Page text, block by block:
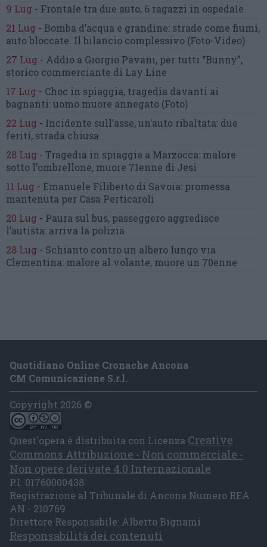
9 Lug - Frontale tra due auto, 6 ragazzi in ospedale
21 Lug - Bomba d’acqua e grandine: strade come fiumi,
auto bloccate. Il bilancio complessivo (Foto-Video)
27 Lug - Addio a Giorgio Pavani, per tutti “Bunny”,
storico commerciante di Lay Line
17 Lug - Choc in spiaggia, tragedia davanti ai
bagnanti:uomo muore annegato (Foto)
22 Lug - Incidente sull’asse, un’auto ribaltata: due
feriti, strada chiusa
28 Lug - Tragedia in spiaggia a Marzocca: malore
sotto l’ombrellone, muore 71enne di Jesi
11 Lug - Emanuele Filiberto di Savoia: promessa
mantenuta per Casa Perticaroli
20 Lug - Paura sul bus, passeggero aggredisce
l’autista: arriva la polizia
28 Lug - Schianto contro un albero lungo via
Clementina: malore al volante, muore un 70enne
Quotidiano Online Cronache Ancona
CM Comunicazione S.r.l.
Copyright 2026 ©
Quest'opera è distribuita con Licenza Creative
Commons Attribuzione - Non commerciale -
Non opere derivate 4.0 Internazionale
P.I. 01760000438
Registrazione al Tribunale di Ancona Numero REA
AN - 210769
Direttore Responsabile: Alberto Bignami
Responsabilità dei contenuti